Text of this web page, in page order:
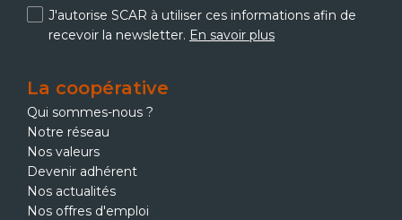
J'autorise SCAR à utiliser ces informations afin de
recevoir la newsletter. En savoir plus
La coopérative
Qui sommes-nous ?
Notre réseau
Nos valeurs
Devenir adhérent
Nos actualités
Nos offres d'emploi